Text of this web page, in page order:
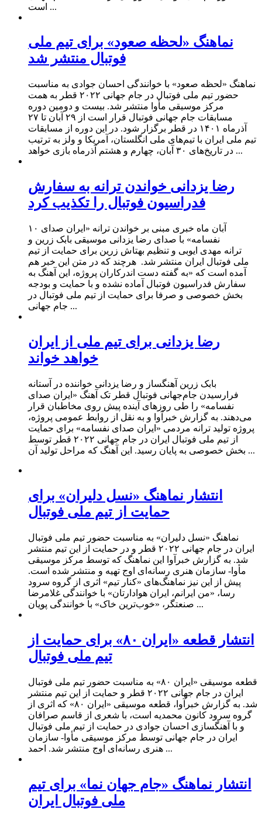
است ...
نماهنگ «لحظه صعود» برای تیم ملی
فوتبال منتشر شد
نماهنگ «لحظه صعود» با خوانندگی احسان جوادی به مناسبت
حضور تیم ملی فوتبال در جام جهانی ۲۰۲۲ قطر به همت
مرکز موسیقی مأوا منتشر شد. بیست ‌و دومین دوره
مسابقات جام جهانی فوتبال قرار است از ۲۹ آبان تا ۲۷
آذرماه ۱۴۰۱ در قطر برگزار شود. در این دوره از مسابقات
تیم ملی ایران با تیم‌های ملی انگلستان، آمریکا و ولز به ترتیب
در تاریخ‌های ۳۰ آبان، چهارم و هشتم آذرماه بازی خواهد ...
رضا یزدانی خواندن ترانه به سفارش
فدراسیون فوتبال را تکذیب کرد
۱۰ آبان ماه خبری مبنی بر خواندن ترانه «ایران صدای
نفسامه» با صدای رضا یزدانی موسیقی بابک زرین و
ترانه مهدی ایوبی و تنظیم بهتاش زرین برای حمایت از تیم
ملی فوتبال ایران منتشر شد. هرچند که در متن این خبر هم
آمده است که «به گفته دست اندرکاران پروژه، این آهنگ به
سفارش فدراسیون فوتبال آماده نشده و با حمایت و بودجه
بخش خصوصی و صرفا برای حمایت از تیم ملی فوتبال در
جام جهانی ...
رضا یزدانی برای تیم ملی از ایران
خواهد خواند
بابک زرین آهنگساز و رضا یزدانی خواننده در آستانه
فرارسیدن جام‌جهانی فوتبال قطر تک آهنگ «ایران صدای
نفسامه» را طی روزهای آینده پیش روی مخاطبان قرار
می‌دهند. به گزارش خبرآوا و به نقل از روابط عمومی پروژه،
پروژه تولید ترانه مردمی «ایران صدای نفسامه» برای حمایت
از تیم ملی فوتبال ایران در جام جهانی ۲۰۲۲ قطر توسط
بخش خصوصی به پایان رسید. این آهنگ که مراحل تولید آن ...
انتشار نماهنگ «نسل دلیران» برای
حمایت از تیم ملی فوتبال
نماهنگ «نسل دلیران» به مناسبت حضور تیم ملی فوتبال
ایران در جام جهانی ۲۰۲۲ قطر و در حمایت از این تیم منتشر
شد. به گزارش خبرآوا این نماهنگ که توسط مرکز موسیقی
مأوا- سازمان هنری رسانه‌ای اوج تهیه و منتشر شده است.
پیش از این نیز نماهنگ‌های «کنار تیم» اثری از گروه سرود
رسا، «من ایرانم، ایران هوادارتان» با خوانندگی غلامرضا
صنعتگر، «خوب‌ترین خاک» با خوانندگی پویان ...
انتشار قطعه «ایران ۸۰» برای حمایت از
تیم ملی فوتبال
قطعه موسیقی «ایران ۸۰» به مناسبت حضور تیم ملی فوتبال
ایران در جام جهانی ۲۰۲۲ قطر و حمایت از این تیم منتشر
شد. به گزارش خبرآوا، قطعه موسیقی «ایران ۸۰» که اثری از
گروه سرود کانون محمدیه است، با شعری از قاسم صرافان
و با آهنگسازی احسان جوادی در حمایت از تیم ملی فوتبال
ایران در جام جهانی توسط مرکز موسیقی مأوا- سازمان
هنری رسانه‌ای اوج منتشر شد. احمد ...
انتشار نماهنگ «جام جهان نما» برای تیم
ملی فوتبال ایران